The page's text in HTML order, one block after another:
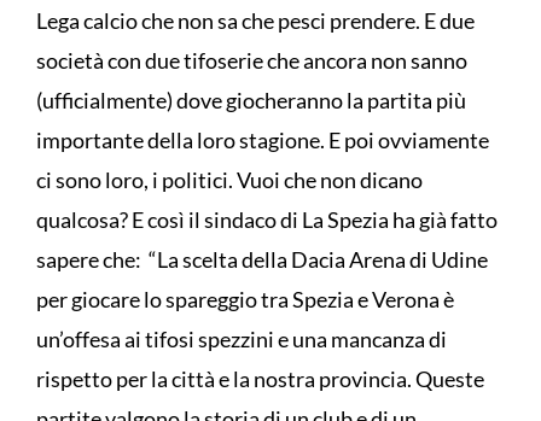
Lega calcio che non sa che pesci prendere. E due
società con due tifoserie che ancora non sanno
(ufficialmente) dove giocheranno la partita più
importante della loro stagione. E poi ovviamente
ci sono loro, i politici. Vuoi che non dicano
qualcosa? E così il sindaco di La Spezia ha già fatto
sapere che: “La scelta della Dacia Arena di Udine
per giocare lo spareggio tra Spezia e Verona è
un’offesa ai tifosi spezzini e una mancanza di
rispetto per la città e la nostra provincia. Queste